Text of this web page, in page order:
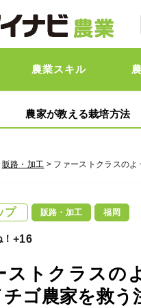
農業スキル
農家が教える栽培方法
販路・加工 > ファーストクラスの
プ 販路・加工 福岡
+16
ストクラスの
ゴ農家を救う